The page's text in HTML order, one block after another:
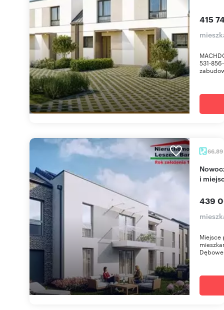
415
531-
66,89
Nowoczesne 3-pokojowe mieszkanie z balkonem
i
439
Miejsce